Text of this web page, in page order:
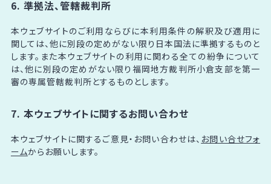
6. 準拠法、管轄裁判所
本ウェブサイトのご利用ならびに本利用条件の解釈及び適用に
関しては、他に別段の定めがない限り日本国法に準拠するものと
します。また本ウェブサイトの利用に関わる全ての紛争について
は、他に別段の定めがない限り福岡地方裁判所小倉支部を第一
審の専属管轄裁判所とするものとします。
7. 本ウェブサイトに関するお問い合わせ
本ウェブサイトに関するご意見・お問い合わせは、 お問い合せフォ
ームからお願いします。